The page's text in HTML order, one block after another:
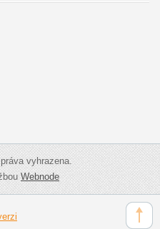
vyhrazena.
Webnode